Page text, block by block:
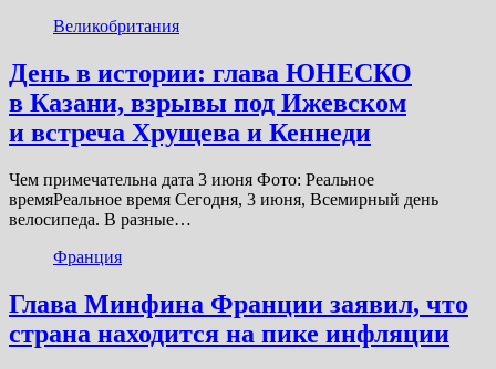
Великобритания
День в истории: глава ЮНЕСКО
в Казани, взрывы под Ижевском
и встреча Хрущева и Кеннеди
Чем примечательна дата 3 июня Фото: Реальное
времяРеальное время Сегодня, 3 июня, Всемирный день
велосипеда. В разные…
Франция
Глава Минфина Франции заявил, что
страна находится на пике инфляции